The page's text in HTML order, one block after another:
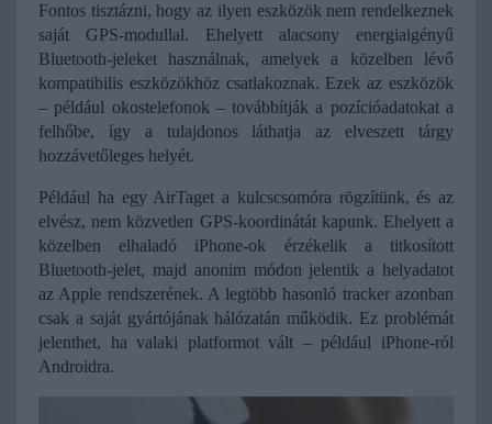
Fontos tisztázni, hogy az ilyen eszközök nem rendelkeznek
saját GPS-modullal. Ehelyett alacsony energiaigényű
Bluetooth-jeleket használnak, amelyek a közelben lévő
kompatibilis eszközökhöz csatlakoznak. Ezek az eszközök
– például okostelefonok – továbbítják a pozícióadatokat a
felhőbe, így a tulajdonos láthatja az elveszett tárgy
hozzávetőleges helyét.
Például ha egy AirTaget a kulcscsomóra rögzítünk, és az
elvész, nem közvetlen GPS-koordinátát kapunk. Ehelyett a
közelben elhaladó iPhone-ok érzékelik a titkosított
Bluetooth-jelet, majd anonim módon jelentik a helyadatot
az Apple rendszerének. A legtöbb hasonló tracker azonban
csak a saját gyártójának hálózatán működik. Ez problémát
jelenthet, ha valaki platformot vált – például iPhone-ról
Androidra.